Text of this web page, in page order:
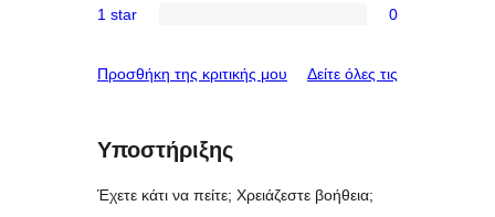
reviews
star
2-
reviews
star
1 star 0
Προσθήκη της κριτικής μου Δείτε όλες τις
Υποστήριξης
Έχετε κάτι να πείτε; Χρειάζεστε βοήθεια;